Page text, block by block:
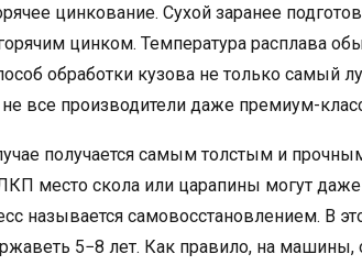
цинкование. Сухой заранее
цинком. Температура расплава
обработки кузова не только самый
все производители даже премиум-
получается самым толстым и
место скола или царапины могут даже
называется самовосстановлением. В
5−8 лет. Как правило, на машины,